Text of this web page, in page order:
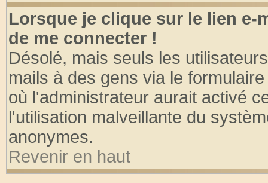
Lorsque je clique sur le lien e-
de me connecter !
Désolé, mais seuls les
mails à des gens via le
où l'administrateur aurait activé
l'utilisation malveillante du
anonymes.
Revenir en haut